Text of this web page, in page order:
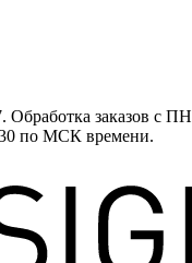
Обработка заказов с
по МСК времени.